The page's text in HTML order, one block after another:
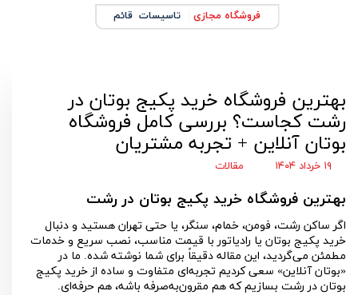
فروشگاه مجازی تاسیسات قائم
بهترین فروشگاه خرید پکیج بوتان در
رشت کجاست؟ بررسی کامل فروشگاه
بوتان آنلاین + تجربه مشتریان
۱۹ خرداد ۱۴۰۴ مقالات
بهترین فروشگاه خرید پکیج بوتان در رشت
اگر ساکن رشت، فومن، خمام، سنگر، یا حتی تهران هستید و دنبال
خرید پکیج بوتان یا رادیاتور با قیمت مناسب، نصب سریع و خدمات
مطمئن می‌گردید، این مقاله دقیقاً برای شما نوشته شده. ما در
«بوتان آنلاین» سعی کردیم تجربه‌ای متفاوت و ساده از خرید پکیج
بوتان در رشت بسازیم که هم مقرون‌به‌صرفه باشه، هم حرفه‌ای.